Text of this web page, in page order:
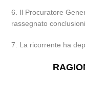
6. Il Procuratore
rassegnato
7. La ricorrente ha